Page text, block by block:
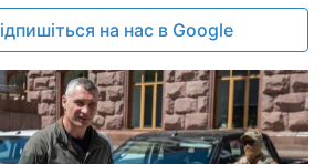
на нас в Google